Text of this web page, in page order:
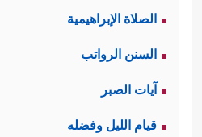
الصلاة الإبراهيمية
السنن الرواتب
آيات الصبر
قيام الليل وفضله